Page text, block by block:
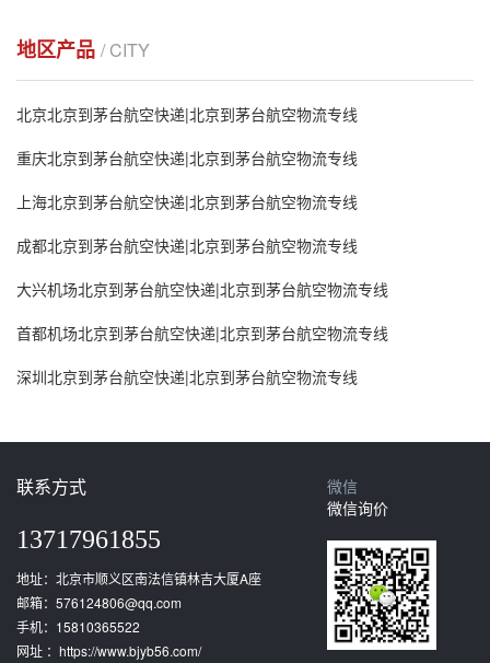
地区产品 / CITY
北京北京到茅台航空快递|北京到茅台航空物流专线
重庆北京到茅台航空快递|北京到茅台航空物流专线
上海北京到茅台航空快递|北京到茅台航空物流专线
成都北京到茅台航空快递|北京到茅台航空物流专线
大兴机场北京到茅台航空快递|北京到茅台航空物流专线
首都机场北京到茅台航空快递|北京到茅台航空物流专线
深圳北京到茅台航空快递|北京到茅台航空物流专线
联系方式
13717961855
地址：北京市顺义区南法信镇林吉大厦A座
邮箱：576124806@qq.com
手机：15810365522
网址 ：https://www.bjyb56.com/
微信
微信询价